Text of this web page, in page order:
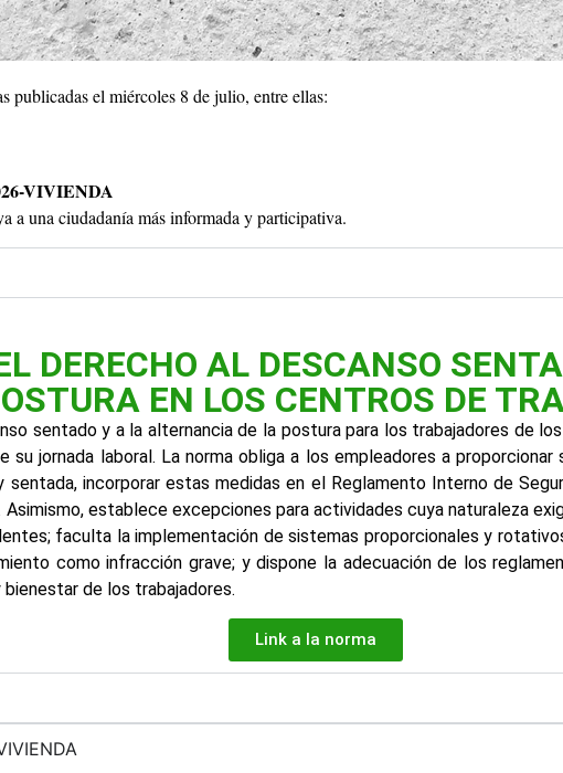
publicadas el miércoles 8 de julio, entre ellas:
VIVIENDA
a una ciudadanía más informada y participativa.
DERECHO AL DESCANSO
EN LOS CENTROS DE
sentado y a la alternancia de la postura para los trabajadores de
jornada laboral. La norma obliga a los empleadores a
incorporar estas medidas en el Reglamento Interno de
establece excepciones para actividades cuya naturaleza
faculta la implementación de sistemas proporcionales y
como infracción grave; y dispone la adecuación de los
de los trabajadores.
Link a la norma